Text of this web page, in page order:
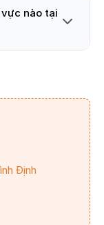
nào tại
Định